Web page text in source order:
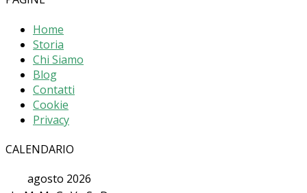
Home
Storia
Chi Siamo
Blog
Contatti
Cookie
Privacy
CALENDARIO
agosto 2026